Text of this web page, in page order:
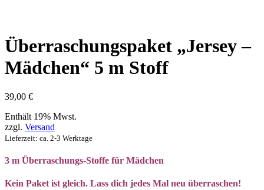
Überraschungspaket „Jersey –
Mädchen“ 5 m Stoff
39,00 €
Enthält 19% Mwst.
zzgl. Versand
Lieferzeit: ca. 2-3 Werktage
3 m Überraschungs-Stoffe für Mädchen
Kein Paket ist gleich. Lass dich jedes Mal neu überraschen!